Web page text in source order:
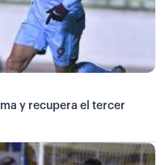
y recupera el tercer